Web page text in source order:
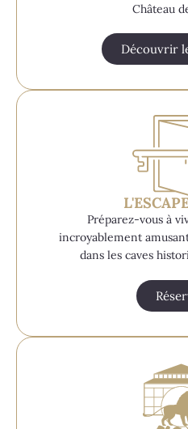
Château
Découvrir
Préparez-vous à
incroyablement
dans les caves